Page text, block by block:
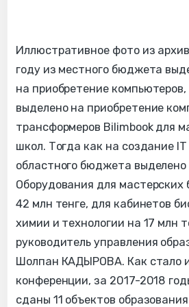
Иллюстративное фото из
году из местного бюджета
на приобретение
выделено на приобретение
трансформеров Bilimbook для
школ. Тогда как на создание ІТ
областного бюджета выделено
Оборудования для мастерских
42 млн тенге, для кабинетов
химии и технологии на 17 млн
руководитель управления
Шолпан КАДЫРОВА. Как стало
конференции, за 2017-2018
сданы 11 объектов